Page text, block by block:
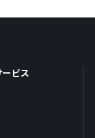
ビス